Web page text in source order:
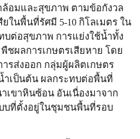
ล้อมและสุขภาพ ตามข้อกังวล
ในพื้นที่รัศมี 5-10 กิโลเมตร ใน
บต่อสุขภาพ การแย่งใช้น้ำทั้ง
ชผลการเกษตรเสียหาย โดย
รส่งออก กลุ่มผู้ผลิตเกษตร
ำเป็นต้น ผลกระทบต่อพื้นที่
เขาหินซ้อน อันเนื่องมาจาก
บที่ตั้งอยู่ในชุมชนพื้นที่รอบ